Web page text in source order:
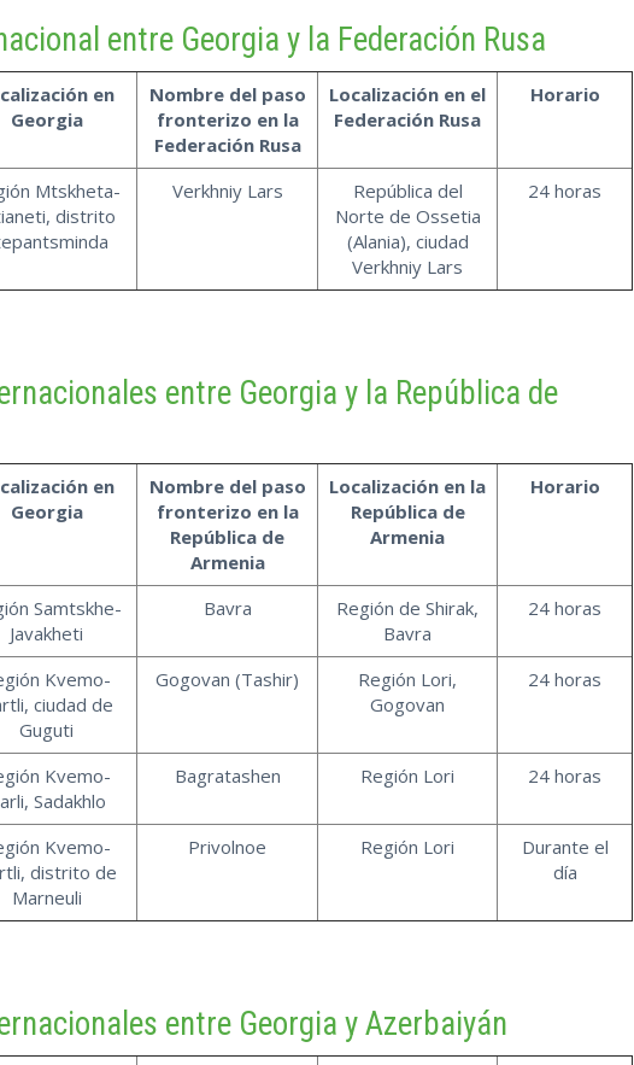
entre Georgia y la Federación Rusa
en
Georgia
Nombre del paso
fronterizo en la
Federación Rusa
Localización en el
Federación Rusa
Horario
Mtskheta-
distrito
Verkhniy Lars
República del
Norte de Ossetia
(Alania), ciudad
Verkhniy Lars
24 horas
entre Georgia y la República de
en
Georgia
Nombre del paso
fronterizo en la
República de
Armenia
Localización en la
República de
Armenia
Horario
Samtskhe-
Javakheti
Bavra
Región de Shirak,
Bavra
24 horas
Kvemo-
ciudad de
Guguti
Gogovan (Tashir)
Región Lori,
Gogovan
24 horas
Kvemo-
Sadakhlo
Bagratashen Región Lori 24 horas
Kvemo-
distrito de
Marneuli
Privolnoe Región Lori
Durante el
día
entre Georgia y Azerbaiyán